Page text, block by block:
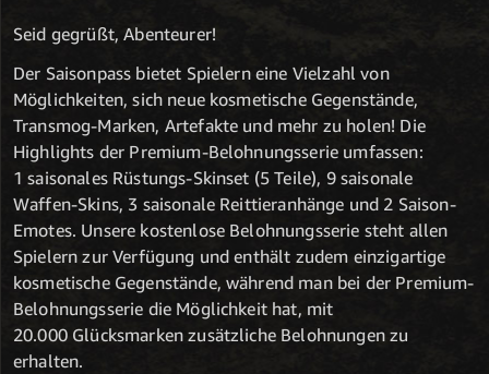
Seid gegrüßt, Abenteurer!
Der Saisonpass bietet Spielern eine Vielzahl von
Möglichkeiten, sich neue kosmetische Gegenstände,
Transmog-Marken, Artefakte und mehr zu holen! Die
Highlights der Premium-Belohnungsserie umfassen:
1 saisonales Rüstungs-Skinset (5 Teile), 9 saisonale
Waffen-Skins, 3 saisonale Reittieranhänge und 2 Saison-
Emotes. Unsere kostenlose Belohnungsserie steht allen
Spielern zur Verfügung und enthält zudem einzigartige
kosmetische Gegenstände, während man bei der Premium-
Belohnungsserie die Möglichkeit hat, mit
20.000 Glücksmarken zusätzliche Belohnungen zu
erhalten.